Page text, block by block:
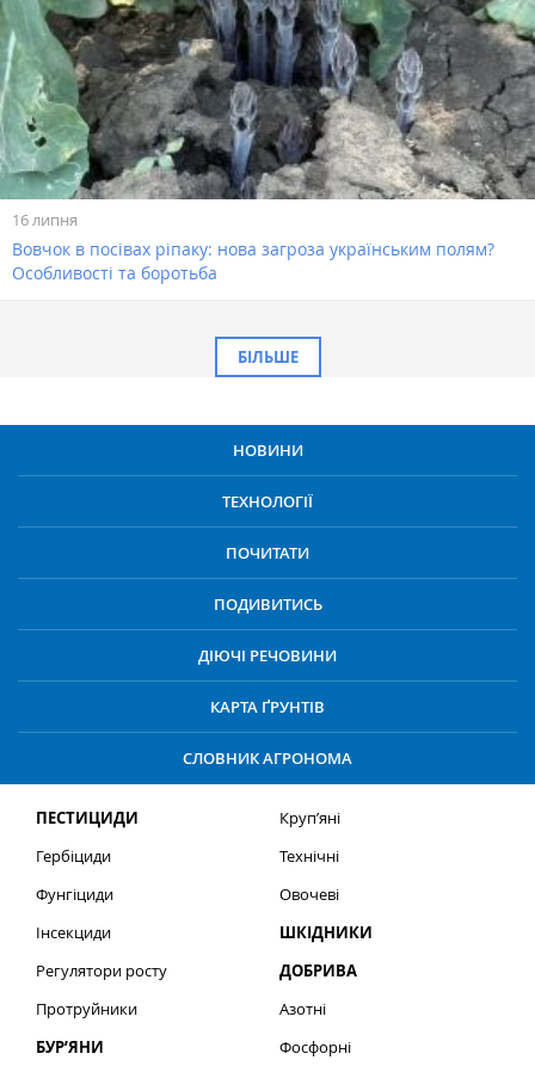
16 липня
Вовчок в посівах ріпаку: нова загроза українським полям?
Особливості та боротьба
БІЛЬШЕ
НОВИНИ
ТЕХНОЛОГІЇ
ПОЧИТАТИ
ПОДИВИТИСЬ
ДІЮЧІ РЕЧОВИНИ
КАРТА ҐРУНТІВ
СЛОВНИК АГРОНОМА
ПЕСТИЦИДИ
Гербіциди
Фунгіциди
Інсекциди
Регулятори росту
Протруйники
БУР’ЯНИ
Круп’яні
Технічні
Овочеві
ШКІДНИКИ
ДОБРИВА
Азотні
Фосфорні